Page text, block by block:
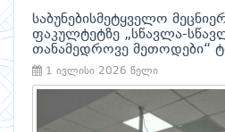
საბუნებისმეტყველო
ფაკულტეტზე „სწავლა-
თანამედროვე მეთოდები“
1 ივლისი 2026 წელი